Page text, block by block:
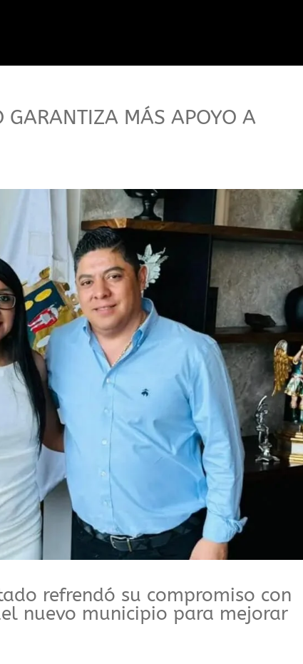
GARANTIZA MÁS APOYO A
refrendó su compromiso con
nuevo municipio para mejorar